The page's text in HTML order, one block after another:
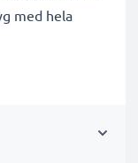
med hela
3610